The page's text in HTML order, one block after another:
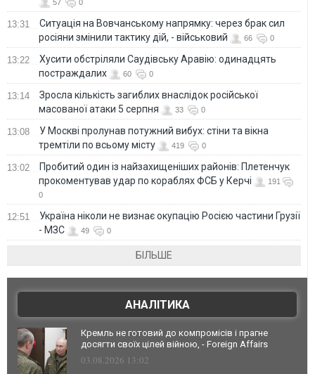
57 0
13:31
Ситуація на Вовчанському напрямку: через брак сил
росіяни змінили тактику дій, - військовий
66 0
13:22
Хусити обстріляли Саудівську Аравію: одинадцять
постраждалих
60 0
13:14
Зросла кількість загиблих внаслідок російської
масованої атаки 5 серпня
33 0
13:08
У Москві пролунав потужний вибух: стіни та вікна
тремтіли по всьому місту
419 0
13:02
Пробитий один із найзахищеніших районів: Плетенчук
прокоментував удар по кораблях ФСБ у Керчі
191
0
12:51
Україна ніколи не визнає окупацію Росією частини Грузії
- МЗС
49 0
БІЛЬШЕ
АНАЛІТИКА
Кремль не готовий до компромісів і прагне
досягти своїх цілей війною, - Foreign Affairs
03.08.2026 13:02